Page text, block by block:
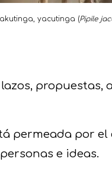
yacutinga (Pipile
propuestas,
permeada por el
e ideas.